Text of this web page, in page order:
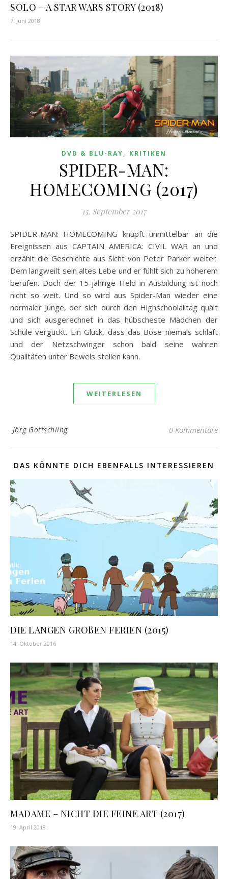
SOLO – A STAR WARS STORY (2018)
7. Juni 2018
DVD & BLU-RAY, KRITIKEN
SPIDER-MAN:
HOMECOMING (2017)
15. September 2017
SPIDER-MAN: HOMECOMING knüpft unmittelbar an die
Ereignissen aus CAPTAIN AMERICA: CIVIL WAR an und
erzählt die Geschichte aus Sicht von Peter Parker weiter.
Dem langweilt sein altes Lebe und er fühlt sich zu höherem
berufen. Doch der 15-jährige Held in Ausbildung ist noch
nicht so weit. Und so wird aus Spider-Man wieder eine
normaler Junge, der sich durch den Highschoolalltag quält
und sich ausgerechnet in das hübscheste Mädchen der
Schule verguckt. Ein Glück, dass das Böse niemals schläft
und der Netzschwinger schon bald seine wahren
Qualitäten unter Beweis stellen kann.
WEITERLESEN
Jörg Gottschling 0 Kommentare
DAS KÖNNTE DICH EBENFALLS INTERESSIEREN
DIE LANGEN GROßEN FERIEN (2015)
14. Oktober 2016
MADAME – NICHT DIE FEINE ART (2017)
19. April 2018